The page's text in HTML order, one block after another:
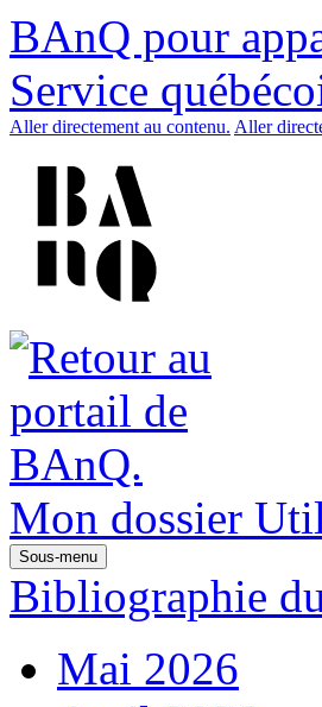
BAnQ pour
Service
Aller directement au contenu. Aller
Mon dossier
Sous-menu
Bibliographie
Mai 2026